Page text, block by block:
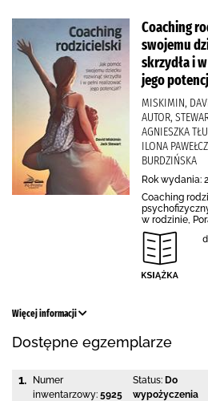
Coaching
swojemu
skrzydła i
jego
MISKIMIN,
AUTOR,
AGNIESZKA
ILONA
BURDZIŃSKA
Rok wydania:
Coaching
w rodzinie,
Więcej informacji
Dostępne egzemplarze
1.
Numer
inwentarzowy: 5925
Status: Do
wypożyczenia